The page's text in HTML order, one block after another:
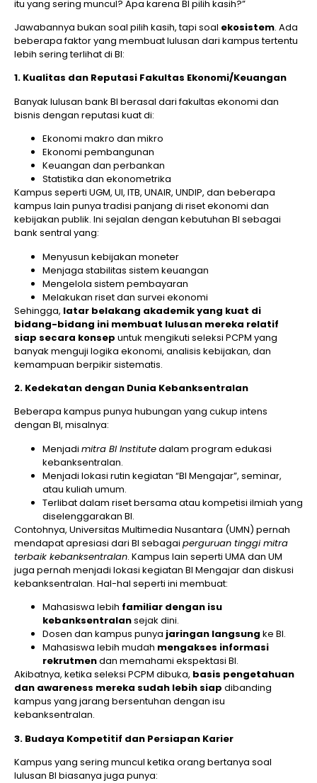
itu yang sering muncul? Apa karena BI pilih kasih?”
Jawabannya bukan soal pilih kasih, tapi soal ekosistem. Ada
beberapa faktor yang membuat lulusan dari kampus tertentu
lebih sering terlihat di BI:
1. Kualitas dan Reputasi Fakultas Ekonomi/Keuangan
Banyak lulusan bank BI berasal dari fakultas ekonomi dan
bisnis dengan reputasi kuat di:
Ekonomi makro dan mikro
Ekonomi pembangunan
Keuangan dan perbankan
Statistika dan ekonometrika
Kampus seperti UGM, UI, ITB, UNAIR, UNDIP, dan beberapa
kampus lain punya tradisi panjang di riset ekonomi dan
kebijakan publik. Ini sejalan dengan kebutuhan BI sebagai
bank sentral yang:
Menyusun kebijakan moneter
Menjaga stabilitas sistem keuangan
Mengelola sistem pembayaran
Melakukan riset dan survei ekonomi
Sehingga, latar belakang akademik yang kuat di
bidang-bidang ini membuat lulusan mereka relatif
siap secara konsep untuk mengikuti seleksi PCPM yang
banyak menguji logika ekonomi, analisis kebijakan, dan
kemampuan berpikir sistematis.
2. Kedekatan dengan Dunia Kebanksentralan
Beberapa kampus punya hubungan yang cukup intens
dengan BI, misalnya:
Menjadi mitra BI Institutedalam program edukasi
kebanksentralan.
Menjadi lokasi rutin kegiatan “BI Mengajar”, seminar,
atau kuliah umum.
Terlibat dalam riset bersama atau kompetisi ilmiah yang
diselenggarakan BI.
Contohnya, Universitas Multimedia Nusantara (UMN) pernah
mendapat apresiasi dari BI sebagai perguruan tinggi mitra
terbaik kebanksentralan. Kampus lain seperti UMA dan UM
juga pernah menjadi lokasi kegiatan BI Mengajar dan diskusi
kebanksentralan. Hal-hal seperti ini membuat:
Mahasiswa lebih familiar dengan isu
kebanksentralansejak dini.
Dosen dan kampus punya jaringan langsung ke BI.
Mahasiswa lebih mudah mengakses informasi
rekrutmendan memahami ekspektasi BI.
Akibatnya, ketika seleksi PCPM dibuka, basis pengetahuan
dan awareness mereka sudah lebih siap dibanding
kampus yang jarang bersentuhan dengan isu
kebanksentralan.
3. Budaya Kompetitif dan Persiapan Karier
Kampus yang sering muncul ketika orang bertanya soal
lulusan BI biasanya juga punya: